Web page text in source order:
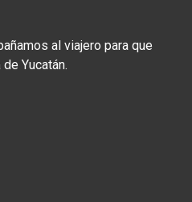
al viajero para que
Yucatán.